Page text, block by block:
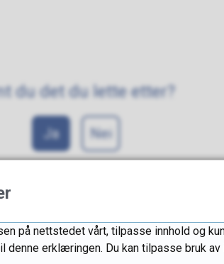
du det du lette etter?
Ja Nei
på nettstedet vårt, tilpasse innhold og
erklæringen. Du kan tilpasse bruk